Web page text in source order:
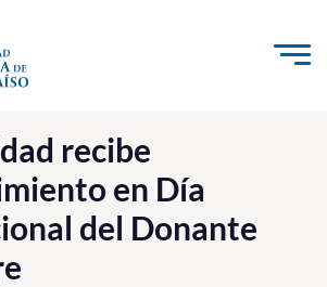
al contenido
e Innovación
Medio
recibe
en Día
del Donante